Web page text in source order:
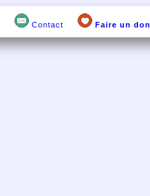
Contact Faire un don